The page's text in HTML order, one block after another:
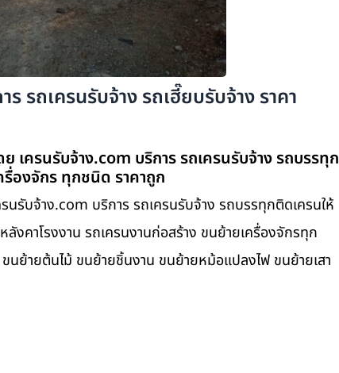
รถเครนรับจ้าง รถเฮี๊ยบรับจ้าง ราคา
เครนรับจ้าง.com บริการ รถเครนรับจ้าง รถบรรทุก
รื่องจักร ทุกชนิด ราคาถูก
นรับจ้าง.com บริการ รถเครนรับจ้าง รถบรรทุกติดเครนให้
ลังคาโรงงาน รถเครนงานก่อสร้าง ขนย้ายเครื่องจักรทุก
ย้ายต้นไม้ ขนย้ายชิ้นงาน ขนย้ายหม้อแปลงไฟ ขนย้ายเสา